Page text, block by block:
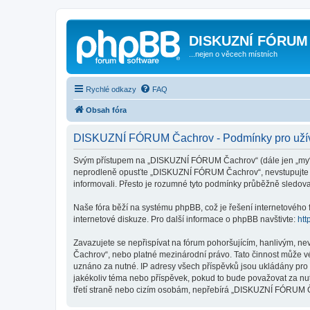
DISKUZNÍ
...nejen o věcech místních
Rychlé odkazy FAQ
Obsah fóra
DISKUZNÍ FÓRUM Čachrov - Podmínky pro
Svým přístupem na „DISKUZNÍ FÓRUM Čachrov“ (dále jen
neprodleně opusťte „DISKUZNÍ FÓRUM Čachrov“,
informovali. Přesto je rozumné tyto podmínky průběžně
Naše fóra běží na systému phpBB, což je řešení internetového
internetové diskuze. Pro další informace o phpBB navštivte:
Zavazujete se nepřispívat na fórum pohoršujícím, hanlivým,
Čachrov“, nebo platné mezinárodní právo. Tato činnost může
uznáno za nutné. IP adresy všech příspěvků jsou ukládány
jakékoliv téma nebo příspěvek, pokud to bude považovat za
třetí straně nebo cizím osobám, nepřebírá „DISKUZNÍ